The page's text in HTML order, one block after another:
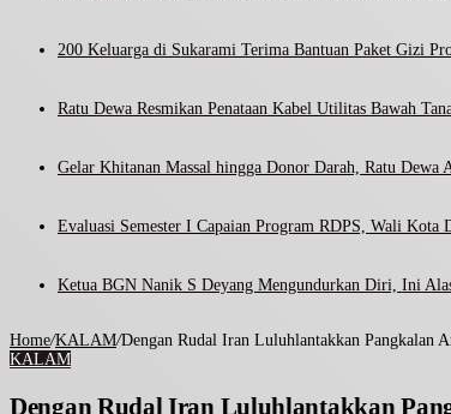
200 Keluarga di Sukarami Terima Bantuan Paket Gizi
Ratu Dewa Resmikan Penataan Kabel Utilitas Bawah
Gelar Khitanan Massal hingga Donor Darah, Ratu Dewa
Evaluasi Semester I Capaian Program RDPS, Wali Kota
Ketua BGN Nanik S Deyang Mengundurkan Diri, Ini
Home/KALAM/Dengan Rudal Iran Luluhlantakkan Pangkalan
KALAM
Dengan Rudal Iran Luluhlantakkan